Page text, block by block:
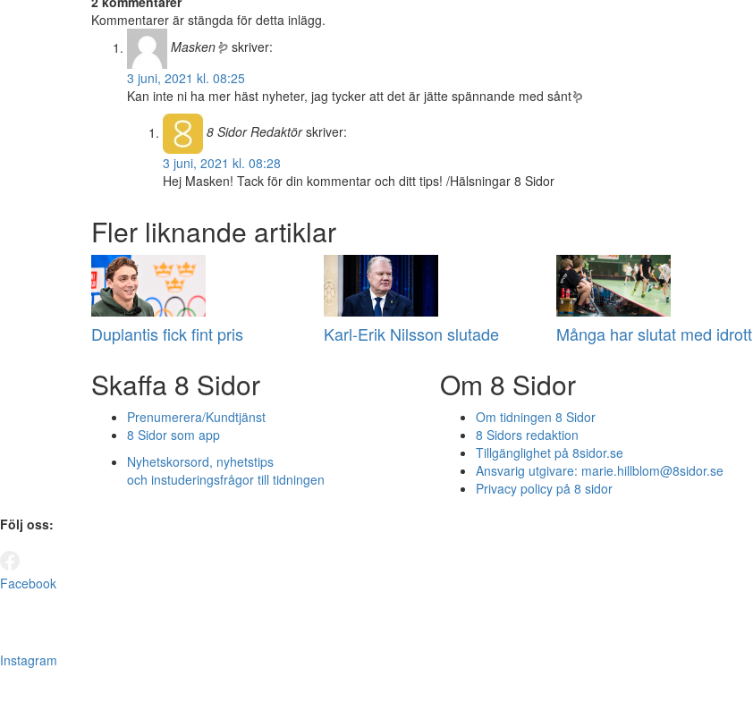
Kommentarer är stängda för detta inlägg.
Masken🪱 skriver:
3 juni, 2021 kl. 08:25
Kan inte ni ha mer häst nyheter, jag tycker att det är jätte spännande med sånt🪱
8 SidorRedaktör skriver:
3 juni, 2021 kl. 08:28
Hej Masken! Tack för din kommentar och ditt tips! /Hälsningar 8 Sidor
Fler liknande artiklar
Duplantis fick fint pris Karl-Erik Nilsson slutade Många har slutat med idrott
Skaffa 8 Sidor
Prenumerera/Kundtjänst
8 Sidor som app
Nyhetskorsord, nyhetstips
och instuderingsfrågor till tidningen
Om 8 Sidor
Om tidningen 8 Sidor
8 Sidors redaktion
Tillgänglighet på 8sidor.se
Ansvarig utgivare: marie.hillblom@8sidor.se
Privacy policy på 8 sidor
Följ oss:
Facebook
Instagram